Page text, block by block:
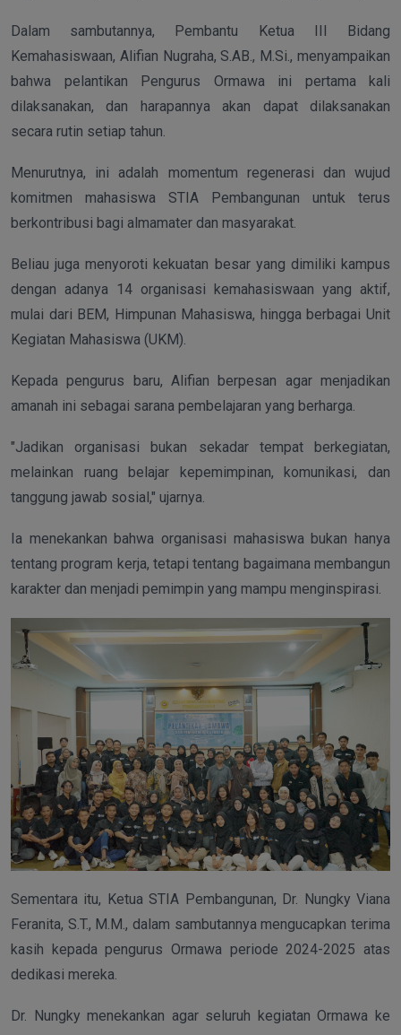
Dalam sambutannya, Pembantu Ketua III Bidang
Kemahasiswaan, Alifian Nugraha, S.AB., M.Si., menyampaikan
bahwa pelantikan Pengurus Ormawa ini pertama kali
dilaksanakan, dan harapannya akan dapat dilaksanakan
secara rutin setiap tahun.
Menurutnya, ini adalah momentum regenerasi dan wujud
komitmen mahasiswa STIA Pembangunan untuk terus
berkontribusi bagi almamater dan masyarakat.
Beliau juga menyoroti kekuatan besar yang dimiliki kampus
dengan adanya 14 organisasi kemahasiswaan yang aktif,
mulai dari BEM, Himpunan Mahasiswa, hingga berbagai Unit
Kegiatan Mahasiswa (UKM).
Kepada pengurus baru, Alifian berpesan agar menjadikan
amanah ini sebagai sarana pembelajaran yang berharga.
"Jadikan organisasi bukan sekadar tempat berkegiatan,
melainkan ruang belajar kepemimpinan, komunikasi, dan
tanggung jawab sosial," ujarnya.
Ia menekankan bahwa organisasi mahasiswa bukan hanya
tentang program kerja, tetapi tentang bagaimana membangun
karakter dan menjadi pemimpin yang mampu menginspirasi.
Sementara itu, Ketua STIA Pembangunan, Dr. Nungky Viana
Feranita, S.T., M.M., dalam sambutannya mengucapkan terima
kasih kepada pengurus Ormawa periode 2024-2025 atas
dedikasi mereka.
Dr. Nungky menekankan agar seluruh kegiatan Ormawa ke